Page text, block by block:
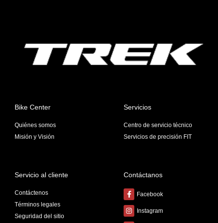
Bike Center
Quiénes somos
Misión y Visión
Servicios
Centro de servicio técnico
Servicios de precisión FIT
Servicio al cliente
Contáctenos
Términos legales
Seguridad del sitio
Contáctanos
Facebook
Instagram